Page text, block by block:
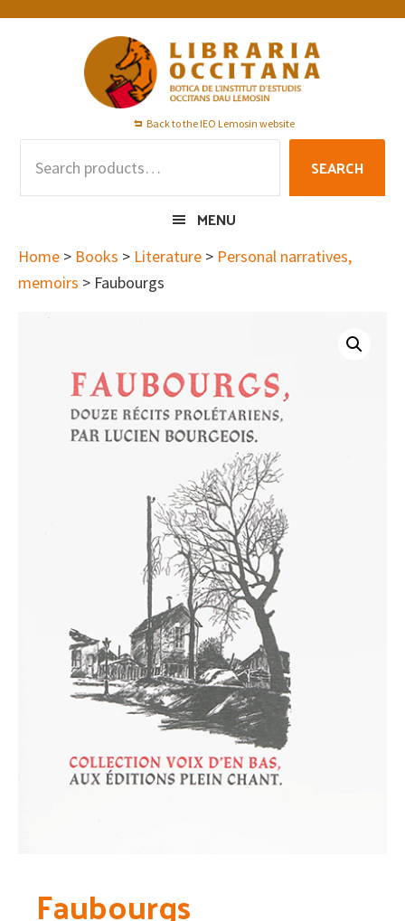
Skip
Skip
Skip
Back to the IEO Lemosin website
SEARCH
MENU
Home > Books > Literature > Personal narratives,
memoirs > Faubourgs
Faubourgs